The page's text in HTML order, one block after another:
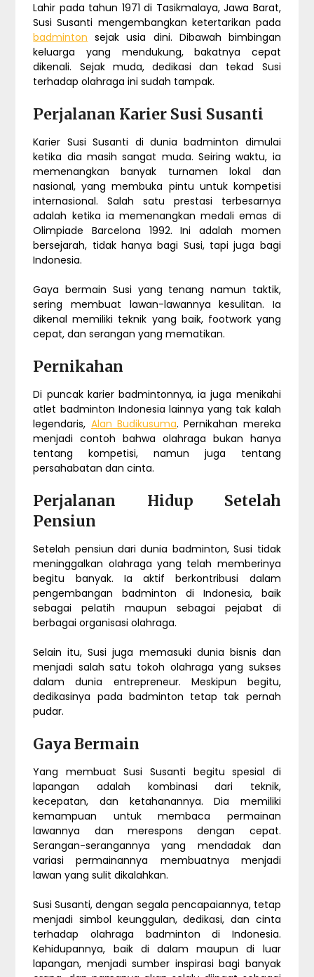
Lahir pada tahun 1971 di Tasikmalaya, Jawa Barat,
Susi Susanti mengembangkan ketertarikan pada
badminton sejak usia dini. Dibawah bimbingan
keluarga yang mendukung, bakatnya cepat
dikenali. Sejak muda, dedikasi dan tekad Susi
terhadap olahraga ini sudah tampak.
Perjalanan Karier Susi Susanti
Karier Susi Susanti di dunia badminton dimulai
ketika dia masih sangat muda. Seiring waktu, ia
memenangkan banyak turnamen lokal dan
nasional, yang membuka pintu untuk kompetisi
internasional. Salah satu prestasi terbesarnya
adalah ketika ia memenangkan medali emas di
Olimpiade Barcelona 1992. Ini adalah momen
bersejarah, tidak hanya bagi Susi, tapi juga bagi
Indonesia.
Gaya bermain Susi yang tenang namun taktik,
sering membuat lawan-lawannya kesulitan. Ia
dikenal memiliki teknik yang baik, footwork yang
cepat, dan serangan yang mematikan.
Pernikahan
Di puncak karier badmintonnya, ia juga menikahi
atlet badminton Indonesia lainnya yang tak kalah
legendaris, Alan Budikusuma. Pernikahan mereka
menjadi contoh bahwa olahraga bukan hanya
tentang kompetisi, namun juga tentang
persahabatan dan cinta.
Perjalanan Hidup Setelah
Pensiun
Setelah pensiun dari dunia badminton, Susi tidak
meninggalkan olahraga yang telah memberinya
begitu banyak. Ia aktif berkontribusi dalam
pengembangan badminton di Indonesia, baik
sebagai pelatih maupun sebagai pejabat di
berbagai organisasi olahraga.
Selain itu, Susi juga memasuki dunia bisnis dan
menjadi salah satu tokoh olahraga yang sukses
dalam dunia entrepreneur. Meskipun begitu,
dedikasinya pada badminton tetap tak pernah
pudar.
Gaya Bermain
Yang membuat Susi Susanti begitu spesial di
lapangan adalah kombinasi dari teknik,
kecepatan, dan ketahanannya. Dia memiliki
kemampuan untuk membaca permainan
lawannya dan merespons dengan cepat.
Serangan-serangannya yang mendadak dan
variasi permainannya membuatnya menjadi
lawan yang sulit dikalahkan.
Susi Susanti, dengan segala pencapaiannya, tetap
menjadi simbol keunggulan, dedikasi, dan cinta
terhadap olahraga badminton di Indonesia.
Kehidupannya, baik di dalam maupun di luar
lapangan, menjadi sumber inspirasi bagi banyak